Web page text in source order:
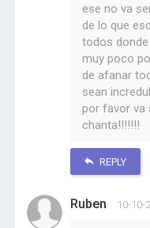
ese no va
de lo que
todos
muy poco
de afanar
sean
por favor va
chanta!!!!!!!
REPLY
Ruben 10-10-